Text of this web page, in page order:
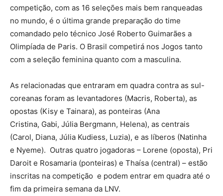
competição, com as 16 seleções mais bem ranqueadas
no mundo, é o última grande preparação do time
comandado pelo técnico José Roberto Guimarães a
Olimpíada de Paris. O Brasil competirá nos Jogos tanto
com a seleção feminina quanto com a masculina.
As relacionadas que entraram em quadra contra as sul-
coreanas foram as levantadores (Macris, Roberta), as
opostas (Kisy e Tainara), as ponteiras (Ana
Cristina, Gabi, JúIia Bergmann, Helena), as centrais
(Carol, Diana, Júlia Kudiess, Luzia), e as líberos (Natinha
e Nyeme). Outras quatro jogadoras – Lorene (oposta), Pri
Daroit e Rosamaria (ponteiras) e Thaísa (central) – estão
inscritas na competição e podem entrar em quadra até o
fim da primeira semana da LNV.